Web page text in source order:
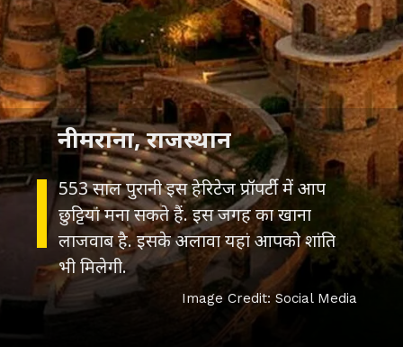
553 साल पुरानी इस हेरिटेज प्रॉपर्टी में आप
छुट्टियां मना सकते हैं. इस जगह का खाना
लाजवाब है. इसके अलावा यहां आपको शांति
भी मिलेगी.
नीमराना, राजस्थान